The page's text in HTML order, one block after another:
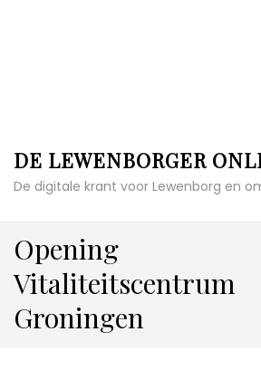
DE LEWENBORGER
De digitale krant voor Lewenborg en
Opening
Vitaliteitscentrum
Groningen